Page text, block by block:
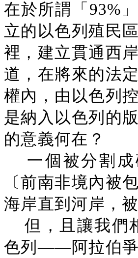
在於所謂「93%
立的以色列殖民
裡，建立貫通西
道，在將來的法
權內，由以色列
是納入以色列的
的意義何在？
一個被分割
〔前南非境內被
海岸直到河岸，
但，且讓我們
色列——阿拉伯爭